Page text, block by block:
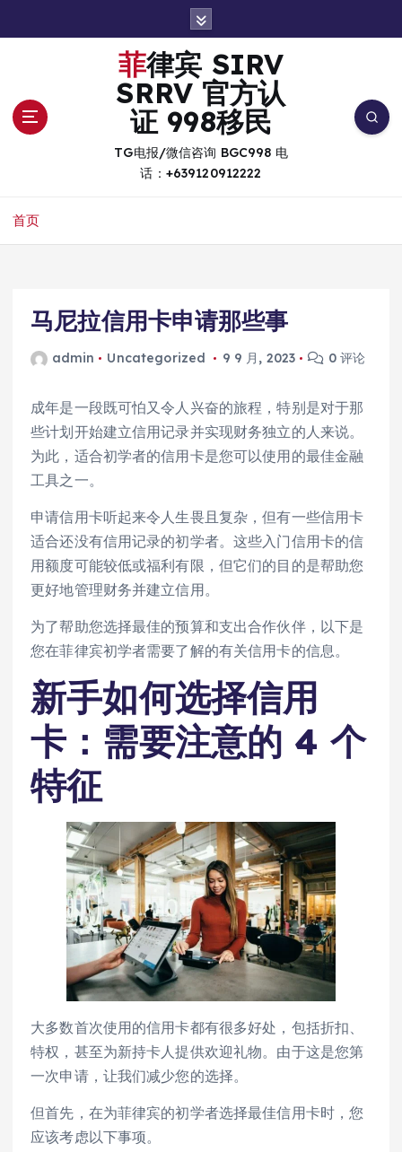
菲律宾 SIRV
SRRV 官方认
证 998移民
TG电报/微信咨询 BGC998 电
话：+639120912222
首页
马尼拉信用卡申请那些事
admin Uncategorized 9 9 月, 2023 0 评论
成年是一段既可怕又令人兴奋的旅程，特别是对于那
些计划开始建立信用记录并实现财务独立的人来说。
为此，适合初学者的信用卡是您可以使用的最佳金融
工具之一。
申请信用卡听起来令人生畏且复杂，但有一些信用卡
适合还没有信用记录的初学者。这些入门信用卡的信
用额度可能较低或福利有限，但它们的目的是帮助您
更好地管理财务并建立信用。
为了帮助您选择最佳的预算和支出合作伙伴，以下是
您在菲律宾初学者需要了解的有关信用卡的信息。
新手如何选择信用
卡： 需要注意的 4 个
特征
大多数首次使用的信用卡都有很多好处，包括折扣、
特权，甚至为新持卡人提供欢迎礼物。由于这是您第
一次申请，让我们减少您的选择。
但首先，在为菲律宾的初学者选择最佳信用卡时，您
应该考虑以下事项。